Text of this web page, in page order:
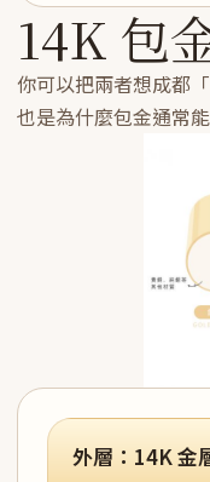
14K 包
你可以把兩者想成都
也是為什麼包金通常
外層：14K 金